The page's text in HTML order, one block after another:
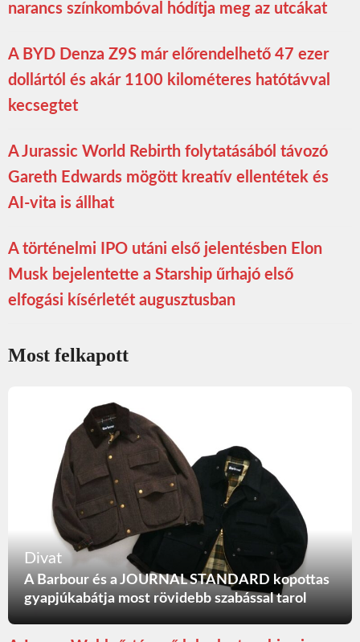
narancs színkombóval hódítja meg az utcákat
A BYD Denza Z9S már előrendelhető 47 ezer
dollártól és akár 1100 kilométeres hatótávval
kecsegtet
A Jurassic World Rebirth folytatásából távozó
Gareth Edwards mögött kreatív ellentétek és
AI-vita is állhat
A történelmi IPO utáni első jelentésben Elon
Musk bejelentette a Starship űrhajó első
elfogási kísérletét augusztusban
Most felkapott
Divat
A Barbour és a JOURNAL STANDARD kopottas
gyapjúkabátja most rövidebb szabással tarol